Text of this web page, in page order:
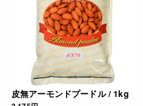
皮無アーモンドプードル / 1kg